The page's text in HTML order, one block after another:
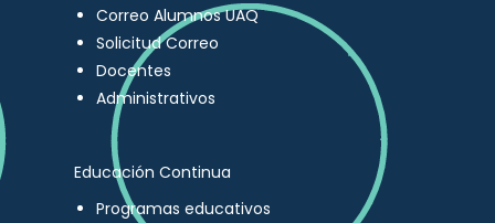
Correo Alumnos UAQ
Solicitud Correo
Docentes
Administrativos
Educación Continua
Programas educativos